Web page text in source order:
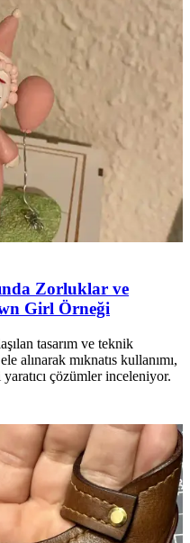
Zorluklar ve
Girl Örneği
tasarım ve teknik
alınarak mıknatıs kullanımı,
çözümler inceleniyor.